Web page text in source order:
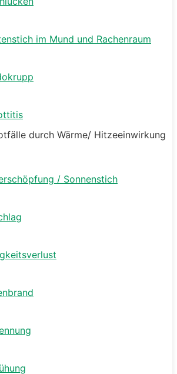
im Mund und Rachenraum
durch Wärme/ Hitzeeinwirkung
/ Sonnenstich